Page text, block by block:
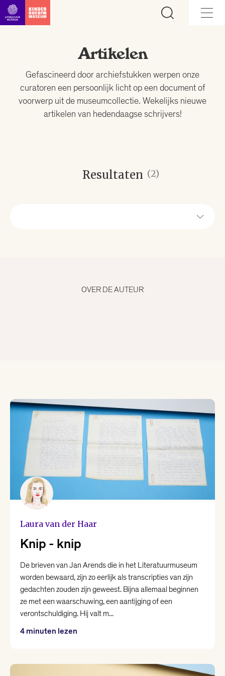
Ga direct naar inhoud
Artikelen
Gefascineerd door archiefstukken werpen onze
curatoren een persoonlijk licht op een document of
voorwerp uit de museumcollectie. Wekelijks nieuwe
artikelen van hedendaagse schrijvers!
Resultaten (2)
Bregje Hofstede
Christiaan Weijts
Dean Bowen
Ellen Deckwitz
Emma van Hooff
Femke Brockhus
Hanna Bervoets
Joost Oomen
OVER DE AUTEUR
Laura van der Haar
Knip - knip
De brieven van Jan Arends die in het Literatuurmuseum
worden bewaard, zijn zo eerlijk als transcripties van zijn
gedachten zouden zijn geweest. Bijna allemaal beginnen
ze met een waarschuwing, een aantijging of een
verontschuldiging. Hij valt m...
4 minuten lezen